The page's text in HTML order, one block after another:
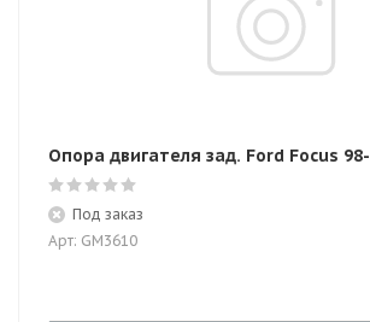
Опора двигателя зад. Ford Focus 98-
Под заказ
Арт: GM3610